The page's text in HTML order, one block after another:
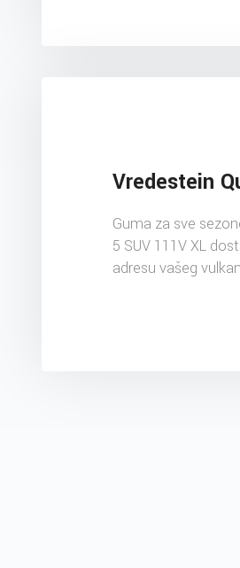
Vredestein
Guma za sve
5 SUV 111V XL
adresu vašeg